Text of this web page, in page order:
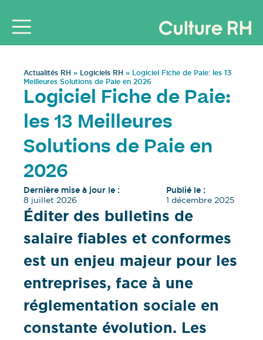
Actualités RH » Logiciels RH » Logiciel Fiche de Paie: les 13
Meilleures Solutions de Paie en 2026
Logiciel Fiche de Paie:
les 13 Meilleures
Solutions de Paie en
2026
Dernière mise à jour le :
8 juillet 2026
Publié le :
1 décembre 2025
Éditer des bulletins de
salaire fiables et conformes
est un enjeu majeur pour les
entreprises, face à une
réglementation sociale en
constante évolution. Les